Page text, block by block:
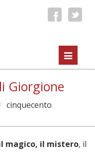
Toggle
Giorgione
cinquecento
magico, il mistero, il